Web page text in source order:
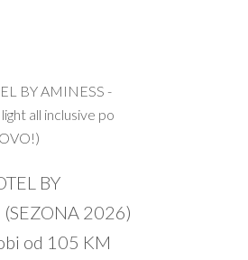
BY
(SEZONA 2026)
od 105 KM